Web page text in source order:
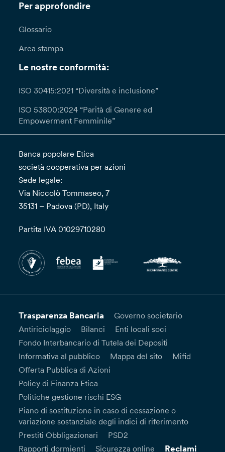
Per approfondire
Glossario
Area stampa
Le nostre conformità:
ISO 30415:2021 “Diversità e inclusione”
ISO 53800:2024 “Parità di Genere ed
Empowerment Femminile”
Banca popolare Etica
società cooperativa per azioni
Sede legale:
Via Niccolò Tommaseo, 7
35131 – Padova (PD), Italy
Partita IVA 01029710280
Trasparenza Bancaria
Governo societario
Antiriciclaggio
Bilanci
Enti locali soci
Fondo Interbancario di Tutela dei Depositi
Informativa al pubblico
Mappa del sito
Mifid
Offerta Pubblica di Azioni
Policy di Finanza Etica
Politiche gestione rischi ESG
Piano di sostituzione in caso di cessazione o
variazione sostanziale degli indici di riferimento
Prestiti Obbligazionari
PSD2
Rapporti dormienti
Sicurezza online Reclami